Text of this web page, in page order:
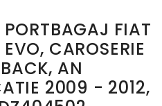
FIAT
CAROSERIE
AN
2009 - 2012,